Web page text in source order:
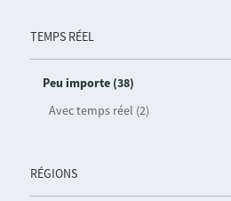
TEMPS RÉEL
Peu importe (38)
Avec temps réel (2)
RÉGIONS